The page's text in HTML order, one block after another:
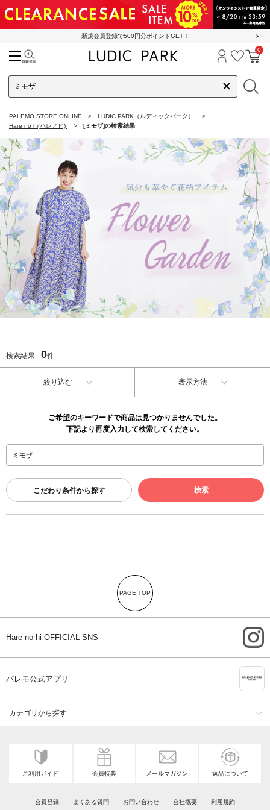
新規会員登録で500円分ポイントGET！
ログイン
お気に
カ
0
PALEMO STORE ONLINE
LUDIC PARK（ルディックパーク）
Hare no hi(ハレノヒ)
[ミモザ]の検索結果
検索結果 0件
絞り込む 表示方法
ご希望のキーワードで商品は見つかりませんでした。
下記より再度入力して検索してください。
こだわり条件から探す
PAGE TOP
Hare no hi OFFICIAL SNS
パレモ公式アプリ
カテゴリから探す
ご利用ガイド 会員特典 メールマガジン 返品について
会員登録 よくある質問 お問い合わせ 会社概要 利用規約